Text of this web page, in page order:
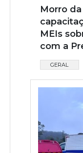
Morro
MEIs
com a
GERAL